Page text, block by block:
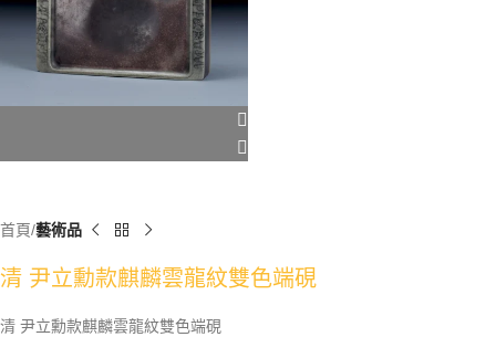
首頁 藝術品
清 尹立勳款麒麟雲龍紋雙色端硯
清 尹立勳款麒麟雲龍紋雙色端硯